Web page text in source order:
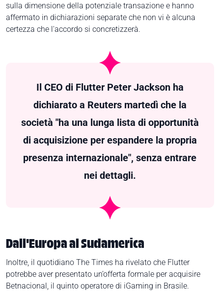
sulla dimensione della potenziale transazione e hanno
affermato in dichiarazioni separate che non vi è alcuna
certezza che l'accordo si concretizzerà.
Il CEO di FlutterPeter Jacksonha
dichiarato a Reutersmartedì che la
società "ha una lunga lista di opportunità
di acquisizione per espandere la propria
presenza internazionale", senza entrare
nei dettagli.
Dall'Europa al Sudamerica
Inoltre, il quotidiano The Times ha rivelato che Flutter
potrebbe aver presentato un’offerta formale per acquisire
Betnacional, il quinto operatore di iGaming in Brasile.